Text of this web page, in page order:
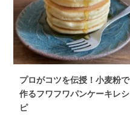
プロがコツを伝授！小麦粉で
作るフワフワパンケーキレシ
ピ